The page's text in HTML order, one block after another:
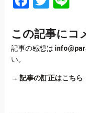
この記事にコ
記事の感想は
い。
→ 記事の訂正はこちら